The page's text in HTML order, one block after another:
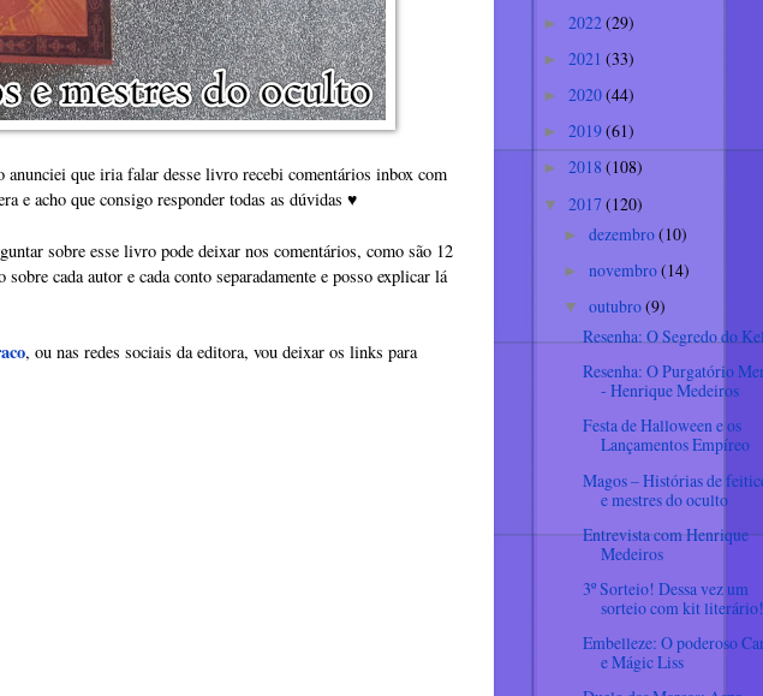
que iria falar desse livro recebi comentários inbox com
e acho que consigo responder todas as dúvidas ♥
sobre esse livro pode deixar nos comentários, como são 12
cada autor e cada conto separadamente e posso explicar lá
, ou nas redes sociais da editora, vou deixar os links para
► 2022(29)
► 2021 (33)
► 2020(44)
► 2019(61)
► 2018 (108)
▼ 2017 (120)
► dezembro(10)
► novembro(14)
▼ outubro(9)
Resenha: O Segredo do
Resenha: O Purgatório
- Henrique Medeiros
Festa de Halloween e os
Lançamentos Empíreo
Magos – Histórias de
e mestres do oculto
Entrevista com Henrique
Medeiros
3º Sorteio! Dessa vez um
sorteio com kit
Embelleze: O poderoso
e Mágic Liss